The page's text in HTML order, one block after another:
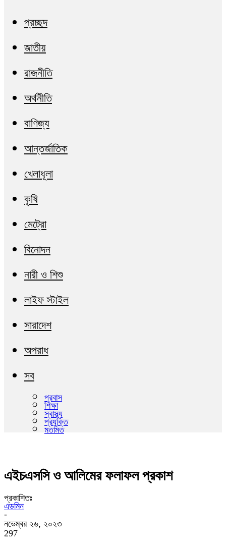
প্রচ্ছদ
জাতীয়
রাজনীতি
অর্থনীতি
বাণিজ্য
আন্তর্জাতিক
খেলাধূলা
কৃষি
মেট্রো
বিনোদন
নারী ও শিশু
লাইফ স্টাইল
সারাদেশ
অপরাধ
সব
প্রবাস
শিক্ষা
স্বাস্থ্য
প্রযুক্তি
মতামত
এইচএসসি ও আলিমের ফলাফল প্রকাশ
প্রকাশিতঃ
এডমিন
-
নভেম্বর ২৬, ২০২৩
297